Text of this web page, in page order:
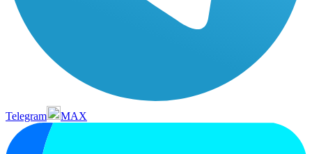
Telegram MAX